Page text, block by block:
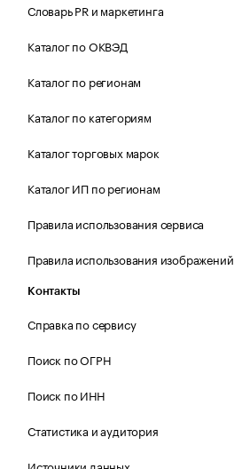
Словарь PR и маркетинга
Каталог по ОКВЭД
Каталог по регионам
Каталог по категориям
Каталог торговых марок
Каталог ИП по регионам
Правила использования сервиса
Правила использования изображений
Контакты
Справка по сервису
Поиск по ОГРН
Поиск по ИНН
Статистика и аудитория